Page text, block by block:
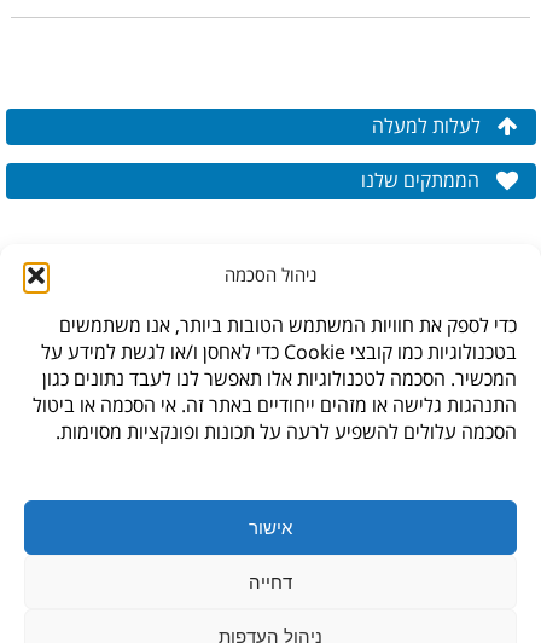
ניהול הסכמה
כדי לספק את חוויות המשתמש הטובות ביותר, אנו משתמשים
בטכנולוגיות כמו קובצי Cookie כדי לאחסן ו/או לגשת למידע על
המכשיר. הסכמה לטכנולוגיות אלו תאפשר לנו לעבד נתונים כגון
התנהגות גלישה או מזהים ייחודיים באתר זה. אי הסכמה או ביטול
הסכמה עלולים להשפיע לרעה על תכונות ופונקציות מסוימות.
אישור
דחייה
ניהול העדפות
לעלות למעלה
הממתקים שלנו